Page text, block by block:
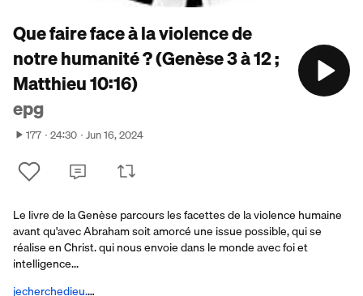
Que faire face à la violence de
notre humanité ? (Genèse 3 à 12 ;
Matthieu 10:16)
epg
177 24:30 Jun 16, 2024
Le livre de la Genèse parcours les facettes de la violence humaine
avant qu'avec Abraham soit amorcé une issue possible, qui se
réalise en Christ. qui nous envoie dans le monde avec foi et
intelligence...
jecherchedieu.…